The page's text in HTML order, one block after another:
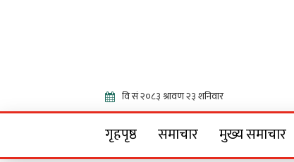
गृहपृष्ठ समाचार मुख्य समाचार